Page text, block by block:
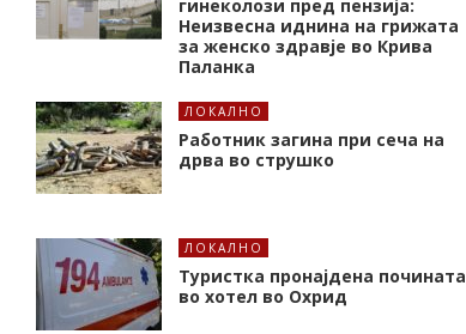
гинеколози пред пензија:
Неизвесна иднина на грижата
за женско здравје во Крива
Паланка
ЛОКАЛНО
Работник загина при сеча на
дрва во струшко
ЛОКАЛНО
Туристка пронајдена почината
во хотел во Охрид